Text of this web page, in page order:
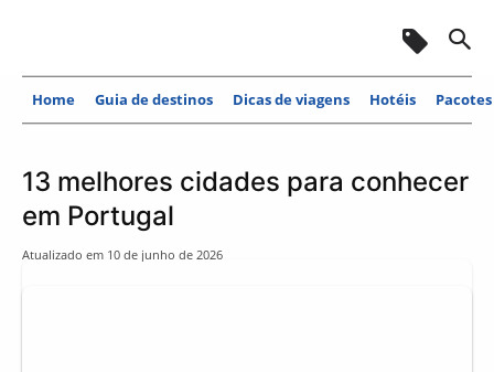
Home Guia de destinos Dicas de viagens Hotéis Pacotes
13 melhores cidades para conhecer
em Portugal
Atualizado em 10 de junho de 2026